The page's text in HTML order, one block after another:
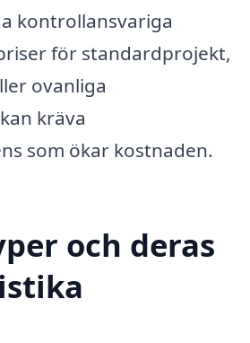
kontrollansvariga
för standardprojekt,
ovanliga
kräva
som ökar kostnaden.
och deras